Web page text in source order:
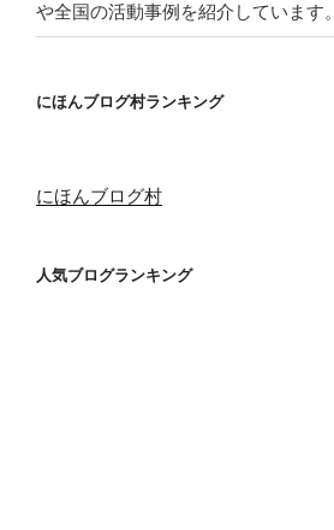
や全国の活動事例を紹介しています。
にほんブログ村ランキング
にほんブログ村
人気ブログランキング